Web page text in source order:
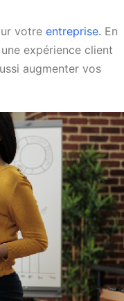
votre entreprise. En
expérience client
augmenter vos